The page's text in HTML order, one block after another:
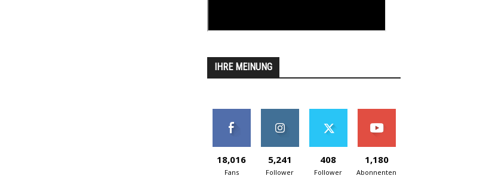
IHRE MEINUNG
18,016
Fans
5,241
Follower
408
Follower
1,180
Abonnenten